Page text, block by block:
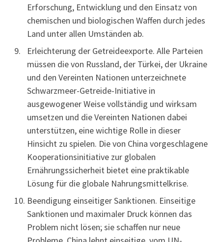
Erforschung, Entwicklung und den Einsatz von
chemischen und biologischen Waffen durch jedes
Land unter allen Umständen ab.
Erleichterung der Getreideexporte. Alle Parteien
müssen die von Russland, der Türkei, der Ukraine
und den Vereinten Nationen unterzeichnete
Schwarzmeer-Getreide-Initiative in
ausgewogener Weise vollständig und wirksam
umsetzen und die Vereinten Nationen dabei
unterstützen, eine wichtige Rolle in dieser
Hinsicht zu spielen. Die von China vorgeschlagene
Kooperationsinitiative zur globalen
Ernährungssicherheit bietet eine praktikable
Lösung für die globale Nahrungsmittelkrise.
Beendigung einseitiger Sanktionen. Einseitige
Sanktionen und maximaler Druck können das
Problem nicht lösen; sie schaffen nur neue